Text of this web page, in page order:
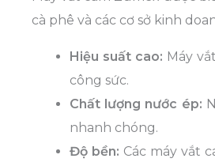
cà phê và các cơ sở kinh
Hiệu suất cao: Máy
công sức.
Chất lượng nước ép:
nhanh chóng.
Độ bền: Các máy vắt